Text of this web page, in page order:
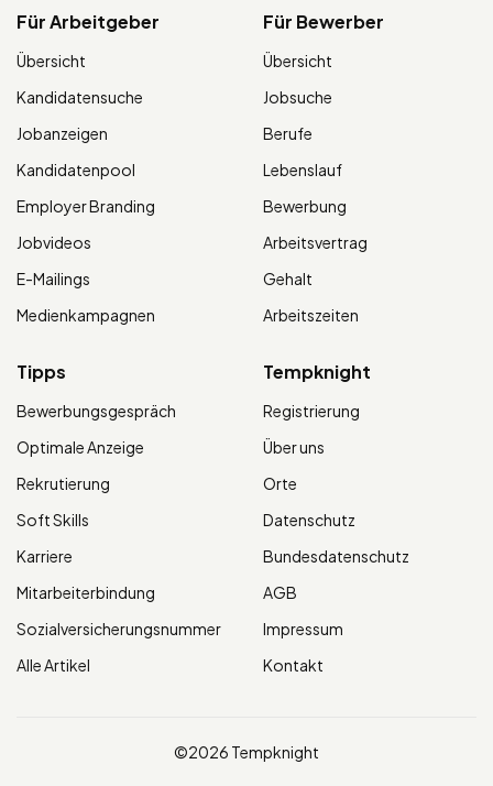
Für Arbeitgeber
Übersicht
Kandidatensuche
Jobanzeigen
Kandidatenpool
Employer Branding
Jobvideos
E-Mailings
Medienkampagnen
Für Bewerber
Übersicht
Jobsuche
Berufe
Lebenslauf
Bewerbung
Arbeitsvertrag
Gehalt
Arbeitszeiten
Tipps
Bewerbungsgespräch
Optimale Anzeige
Rekrutierung
Soft Skills
Karriere
Mitarbeiterbindung
Sozialversicherungsnummer
Alle Artikel
Tempknight
Registrierung
Über uns
Orte
Datenschutz
Bundesdatenschutz
AGB
Impressum
Kontakt
©2026 Tempknight